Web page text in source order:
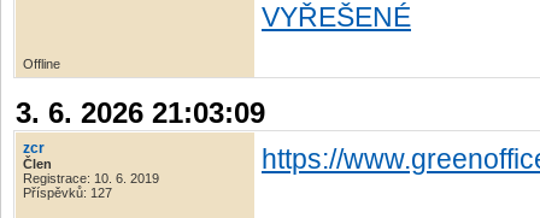
VYŘEŠENÉ
Offline
3. 6. 2026 21:03:09
zcr
Člen
Registrace: 10. 6. 2019
Příspěvků: 127
https://